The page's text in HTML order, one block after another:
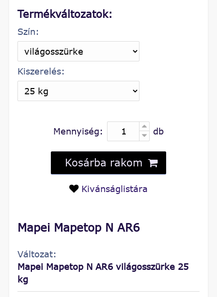
Mapei Mapetop N AR6
Változat:
Mapei Mapetop N AR6 világosszürke 25
kg
Termékváltozatok:
Szín:
Kiszerelés:
Mennyiség: db
Kosárba rakom
Kivánságlistára